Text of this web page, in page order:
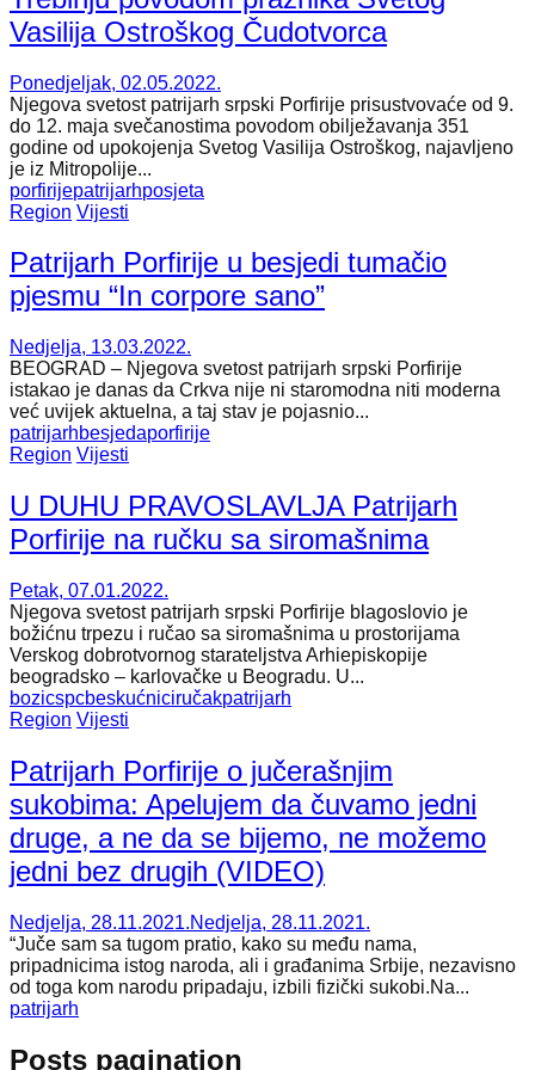
Vasilija Ostroškog Čudotvorca
Ponedjeljak, 02.05.2022.
Njegova svetost patrijarh srpski Porfirije prisustvovaće od 9.
do 12. maja svečanostima povodom obilježavanja 351
godine od upokojenja Svetog Vasilija Ostroškog, najavljeno
je iz Mitropolije...
porfirijepatrijarhposjeta
Region Vijesti
Patrijarh Porfirije u besjedi tumačio
pjesmu “In corpore sano”
Nedjelja, 13.03.2022.
BEOGRAD – Njegova svetost patrijarh srpski Porfirije
istakao je danas da Crkva nije ni staromodna niti moderna
već uvijek aktuelna, a taj stav je pojasnio...
patrijarhbesjedaporfirije
Region Vijesti
U DUHU PRAVOSLAVLJA Patrijarh
Porfirije na ručku sa siromašnima
Petak, 07.01.2022.
Njegova svetost patrijarh srpski Porfirije blagoslovio je
božićnu trpezu i ručao sa siromašnima u prostorijama
Verskog dobrotvornog starateljstva Arhiepiskopije
beogradsko – karlovačke u Beogradu. U...
bozicspcbeskućniciručakpatrijarh
Region Vijesti
Patrijarh Porfirije o jučerašnjim
sukobima: Apelujem da čuvamo jedni
druge, a ne da se bijemo, ne možemo
jedni bez drugih (VIDEO)
Nedjelja, 28.11.2021.Nedjelja, 28.11.2021.
“Juče sam sa tugom pratio, kako su među nama,
pripadnicima istog naroda, ali i građanima Srbije, nezavisno
od toga kom narodu pripadaju, izbili fizički sukobi.Na...
patrijarh
Posts pagination